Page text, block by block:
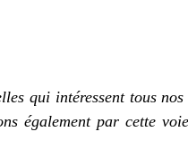
qui intéressent tous
également par cette